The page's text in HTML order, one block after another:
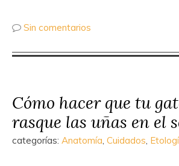
Sin comentarios
Cómo hacer que tu
rasque las uñas en el
categorías: Anatomía, Cuidados,